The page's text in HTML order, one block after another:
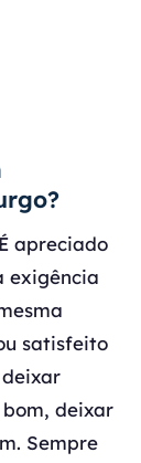
apreciado
exigência
satisfeito
deixar
Sempre